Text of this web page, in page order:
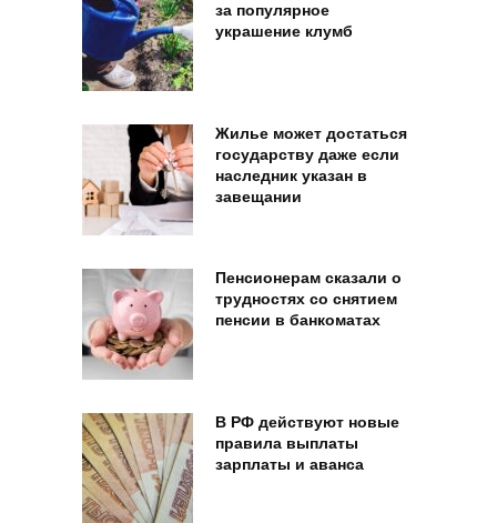
за популярное
украшение клумб
Жилье может достаться
государству даже если
наследник указан в
завещании
Пенсионерам сказали о
трудностях со снятием
пенсии в банкоматах
В РФ действуют новые
правила выплаты
зарплаты и аванса